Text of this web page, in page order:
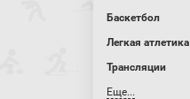
Баскетбол
Легкая атлетика
Трансляции
Еще...